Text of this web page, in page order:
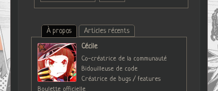
À propos
Articles récents
Cécile
Co-créatrice de la communauté
Bidouilleuse de code
Créatrice de bugs / features
Boulette officielle